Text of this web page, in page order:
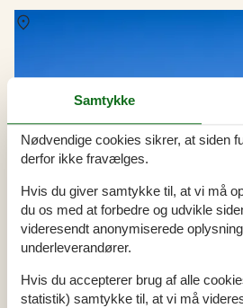
Samtykke
Nødvendige cookies sikrer, at siden
derfor ikke fravælges.
Hvis du giver samtykke til, at vi må
du os med at forbedre og udvikle
videresendt anonymiserede
underleverandører.
Hvis du accepterer brug af alle
statistik) samtykke til, at vi må